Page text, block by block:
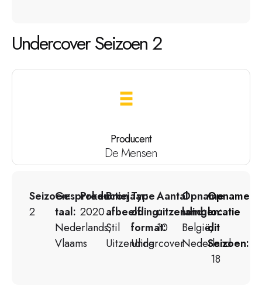
Undercover Seizoen 2
Producent
De Mensen
Seizoen:
2
Gesproken
taal:
Nederlands,
Vlaams
Productiejaar:
2020
Bron
afbeelding:
Stil
Uitzending
Type
of
format:
Undercover
Aantal
uitzendingen:
10
Opname
land:
België,
Nederland
Opname
locatie
dit
Seizoen:
18